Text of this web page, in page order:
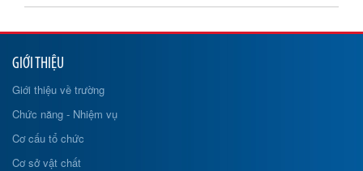
GIỚI THIỆU
Giới thiệu về trường
Chức năng - Nhiệm vụ
Cơ cấu tổ chức
Cơ sở vật chất